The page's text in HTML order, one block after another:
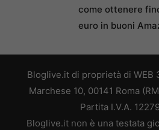
come ottenere
euro in buoni
Bloglive.it di proprietà di WEB
Marchese 10, 00141 Roma
Partita I.V.A.
Bloglive.it non è una testata